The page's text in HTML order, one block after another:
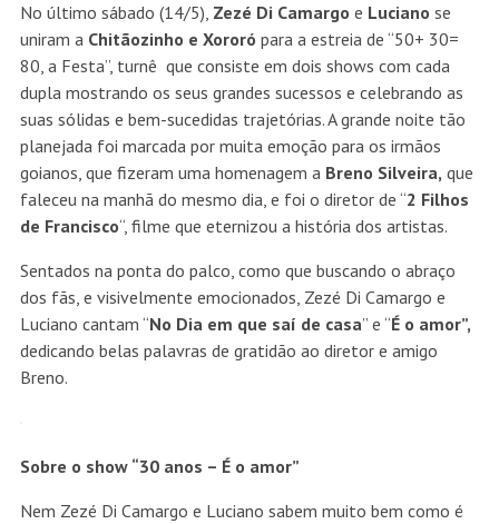
No último sábado (14/5), Zezé Di Camargo e Luciano se
uniram a Chitãozinho e Xororó para a estreia de “50+ 30=
80, a Festa”, turnê que consiste em dois shows com cada
dupla mostrando os seus grandes sucessos e celebrando as
suas sólidas e bem-sucedidas trajetórias. A grande noite tão
planejada foi marcada por muita emoção para os irmãos
goianos, que fizeram uma homenagem a Breno Silveira, que
faleceu na manhã do mesmo dia, e foi o diretor de “2 Filhos
de Francisco“, filme que eternizou a história dos artistas.
Sentados na ponta do palco, como que buscando o abraço
dos fãs, e visivelmente emocionados, Zezé Di Camargo e
Luciano cantam “No Dia em que saí de casa” e “É o amor”,
dedicando belas palavras de gratidão ao diretor e amigo
Breno.
Sobre o show “30 anos – É o amor”
Nem Zezé Di Camargo e Luciano sabem muito bem como é